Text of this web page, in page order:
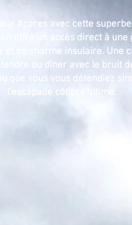
Açores avec cette
offre un accès direct à
et de charme insulaire. Une
ou dîner avec le bruit
que vous vous détendiez
l'escapade côtière ultime.